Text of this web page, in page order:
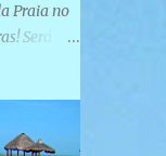
Praia no
Será
-